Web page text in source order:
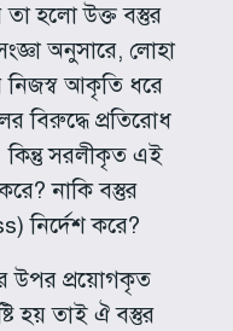
তা হলো উক্ত বস্তুর
অনুসারে, লোহা
নিজস্ব আকৃতি ধরে
বিরুদ্ধে প্রতিরোধ
কিন্তু সরলীকৃত এই
নাকি বস্তুর
নির্দেশ করে?
উপর প্রয়োগকৃত
হয় তাই ঐ বস্তুর